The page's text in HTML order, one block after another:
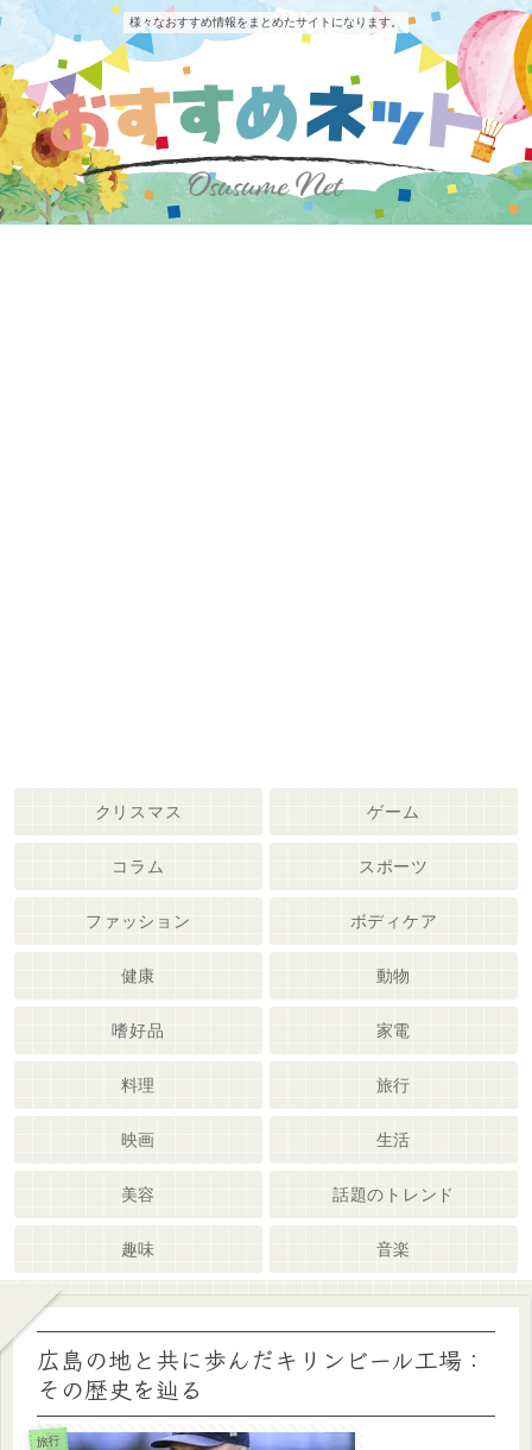
様々なおすすめ情報をまとめたサイトになります。
クリスマス ゲーム
コラム スポーツ
ファッション ボディケア
健康 動物
嗜好品 家電
料理 旅行
映画 生活
美容 話題のトレンド
趣味 音楽
広島の地と共に歩んだキリンビール工場：
その歴史を辿る
旅行